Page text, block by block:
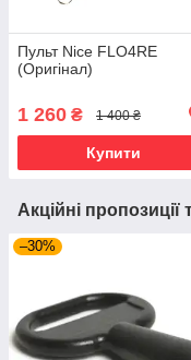
Пульт Nice FLO4RE
(Оригінал)
1 260 ₴ 1 400 ₴
Купити
Акційні пропозиції
–30%